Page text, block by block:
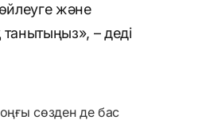
және
– деді
сөзден де бас